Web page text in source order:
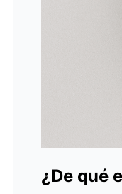
¿De qué